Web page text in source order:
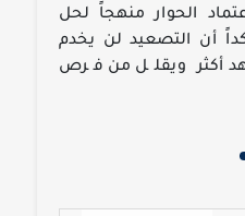
الحوار منهجاً لحل
أن التصعيد لن يخدم
أكثر ويقلل من فرص